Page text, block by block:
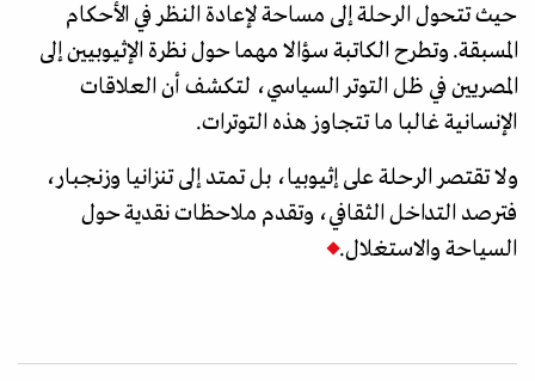
حيث تتحول الرحلة إلى مساحة لإعادة النظر في الأحكام
المسبقة. وتطرح الكاتبة سؤالا مهما حول نظرة الإثيوبيين إلى
المصريين في ظل التوتر السياسي، لتكشف أن العلاقات
الإنسانية غالبا ما تتجاوز هذه التوترات.
ولا تقتصر الرحلة على إثيوبيا، بل تمتد إلى تنزانيا وزنجبار،
فترصد التداخل الثقافي، وتقدم ملاحظات نقدية حول
السياحة والاستغلال.